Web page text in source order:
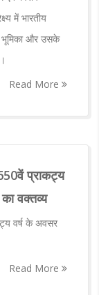
में भारतीय
भूमिका और उसके
Read More
प्राकट्य
वक्तव्य
वर्ष के अवसर
Read More